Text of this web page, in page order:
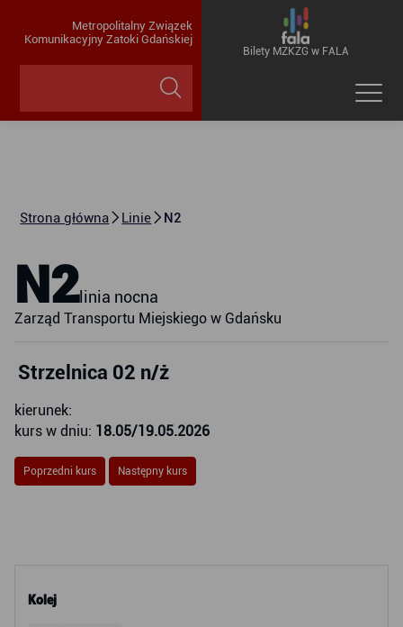
Metropolitalny Związek
Komunikacyjny Zatoki Gdańskiej
Bilety MZKZG w FALA
Strona główna Linie N2
Kolej
N2linia nocna
Zarząd Transportu Miejskiego w Gdańsku
Strzelnica 02 n/ż
kierunek:
kurs w dniu: 18.05/19.05.2026
Poprzedni kurs Następny kurs